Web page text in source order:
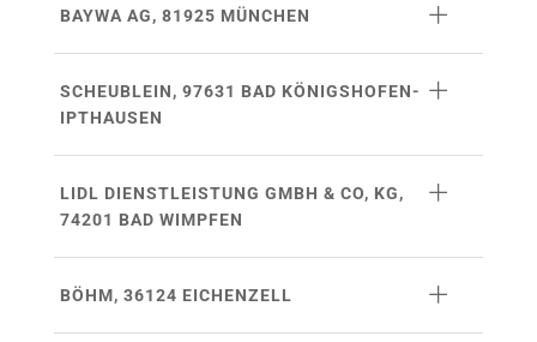
BAYWA AG, 81925 MÜNCHEN
SCHEUBLEIN, 97631 BAD KÖNIGSHOFEN-
IPTHAUSEN
LIDL DIENSTLEISTUNG GMBH & CO, KG,
74201 BAD WIMPFEN
BÖHM, 36124 EICHENZELL